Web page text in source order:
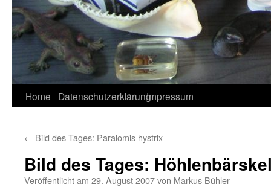
Home DatenschutzerklärungImpressum
← Bild des Tages: Paralomis hystrix
Bild des Tages:
Veröffentlicht am 29. August 2007von Markus Bühler